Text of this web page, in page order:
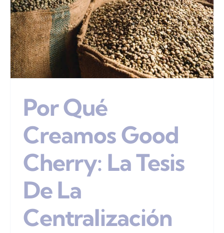
Por Qué
Creamos Good
Cherry: La Tesis
De La
Centralización